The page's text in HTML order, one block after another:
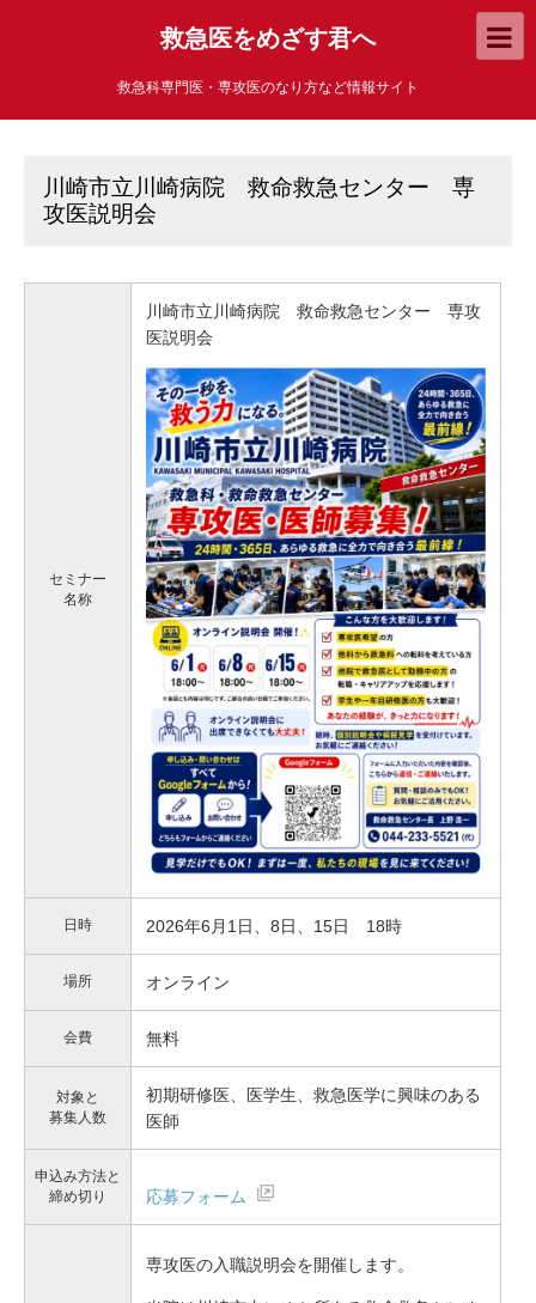
救急医をめざす君へ
救急科専門医・専攻医のなり方など情報サイト
川崎市立川崎病院 救命救急センター 専
攻医説明会
セミナー
名称
川崎市立川崎病院 救命救急センター 専攻
医説明会
日時 2026年6月1日、8日、15日 18時
場所 オンライン
会費 無料
対象と
募集人数
初期研修医、医学生、救急医学に興味のある
医師
申込み方法と
締め切り
応募フォーム
専攻医の入職説明会を開催します。